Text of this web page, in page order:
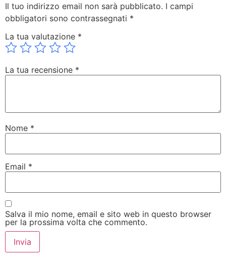
Il tuo indirizzo email non sarà pubblicato. I campi
obbligatori sono contrassegnati *
La tua valutazione *
La tua recensione *
Nome *
Email *
Salva il mio nome, email e sito web in questo browser
per la prossima volta che commento.